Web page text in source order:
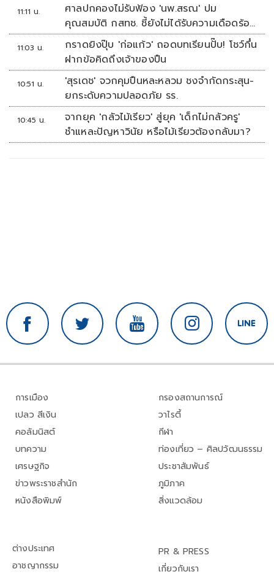
11:11 น.
ศาลปกคองไม่รับฟ้อง 'นพ.สรณ' ปม
คุณสมบัติ กสทช. ชี้ยังไม่ได้รับความเดือดร้อน
เสียหาย
11:03 น.
กราดยิงปุ๊บ 'ก่อแก้ว' ถอดบทเรียนปั๊บ! โชว์กึ๋น
ฝากข้อคิดถึงเจ้าของปืน
10:51 น.
'สุรเดช' จวกคุมปืนหละหลวม ชงจำกัดกระสุน-
ยกระดับความปลอดภัย รร.
10:45 น.
จากยุค 'กลัวไม้เรียว' สู่ยุค 'เด็กไม่กลัวครู'
ชำแหละปัญหาวินัย หรือไม้เรียวต้องกลับมา?
การเมือง
เปลว สีเงิน
คอลัมนิสต์
บทความ
เศรษฐกิจ
ข่าวพระราชสำนัก
หนังสือพิมพ์
กรองสถานการณ์
วาไรตี้
กีฬา
ท่องเที่ยว – ศิลปวัฒนธรรม
ประชาสัมพันธ์
ภูมิภาค
สิ่งแวดล้อม
ต่างประเทศ
อาชญากรรม
PR & PRESS
เกี่ยวกับเรา